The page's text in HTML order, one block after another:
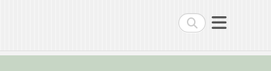
Search